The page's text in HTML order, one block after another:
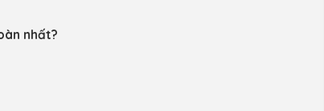
nhất?